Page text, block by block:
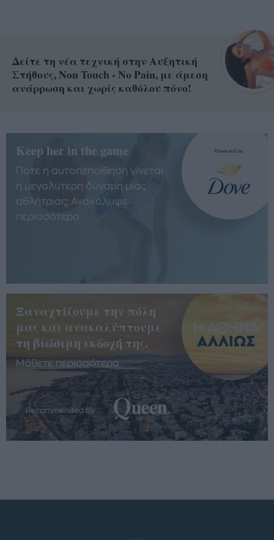
Δείτε τη νέα τεχνική στην Αυξητική
Στήθους, Non Touch - No Pain, με άμεση
ανάρρωση και χωρίς καθόλου πόνο!
Keep her in the game
Πότε η αυτοπεποίθηση γίνεται
η μεγαλύτερη δύναμη μίας
αθλήτριας; Ανακάλυψε
περισσότερα
Ξαναχτίζουμε την πόλη
μας και ανακαλύπτουμε
τη βιώσιμη εκδοχή της.
Μάθετε περισσότερα
Recommended by